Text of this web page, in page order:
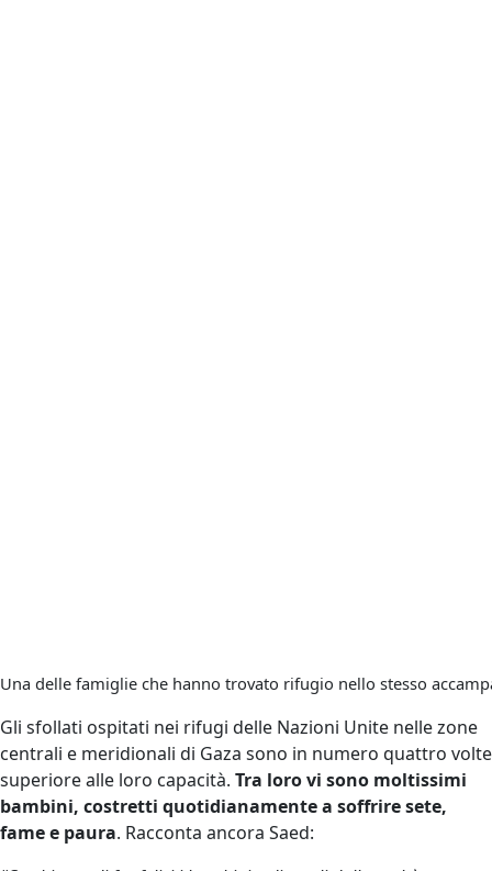
Una delle famiglie che hanno trovato rifugio nello stesso
Gli sfollati ospitati nei rifugi delle Nazioni Unite nelle zone
centrali e meridionali di Gaza sono in numero quattro volte
superiore alle loro capacità. Tra loro vi sono moltissimi
bambini, costretti quotidianamente a soffrire sete,
fame e paura. Racconta ancora Saed: